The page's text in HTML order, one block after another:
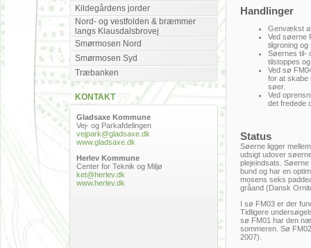
Kildegårdens jorder
Nord- og vestfolden & bræmmer
langs Klausdalsbrovej
Smørmosen Nord
Smørmosen Syd
Træbanken
KONTAKT
Gladsaxe Kommune
Vej- og Parkafdelingen
vejpark@gladsaxe.dk
www.gladsaxe.dk
Herlev Kommune
Center for Teknik og Miljø
ket@herlev.dk
www.herlev.dk
Handlinger
Genvækst
Ved søerne
tilgroning
Søernes til-
tilstoppes
Ved sø
for at skabe
søer.
Ved
det fredede
Status
Søerne ligger
udsigt udover
plejeindsats.
bund og har en
mosens seks
gråand (Dansk
I sø FM03 er der
Tidligere
sø FM01 har den
sommeren. Sø
2007).